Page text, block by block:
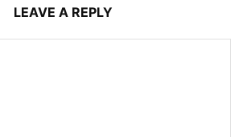
LEAVE A REPLY